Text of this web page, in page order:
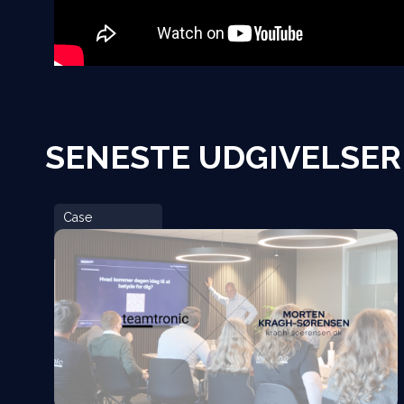
SENESTE UDGIVELSER
Case